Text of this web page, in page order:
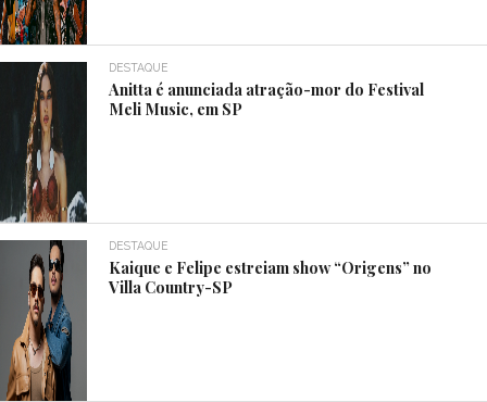
DESTAQUE
Anitta é anunciada atração-mor do Festival
Meli Music, em SP
DESTAQUE
Kaique e Felipe estreiam show “Origens” no
Villa Country-SP